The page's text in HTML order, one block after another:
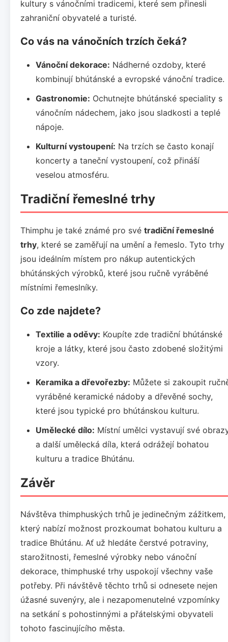
kultury s vánočními tradicemi, které sem přinesli
zahraniční obyvatelé a turisté.
Co vás na vánočních trzích čeká?
Vánoční dekorace: Nádherné ozdoby, které
kombinují bhútánské a evropské vánoční tradice.
Gastronomie: Ochutnejte bhútánské speciality s
vánočním nádechem, jako jsou sladkosti a teplé
nápoje.
Kulturní vystoupení: Na trzích se často konají
koncerty a taneční vystoupení, což přináší
veselou atmosféru.
Tradiční řemeslné trhy
Thimphu je také známé pro své tradiční řemeslné
trhy, které se zaměřují na umění a řemeslo. Tyto trhy
jsou ideálním místem pro nákup autentických
bhútánských výrobků, které jsou ručně vyráběné
místními řemeslníky.
Co zde najdete?
Textilie a oděvy: Koupíte zde tradiční bhútánské
kroje a látky, které jsou často zdobené složitými
vzory.
Keramika a dřevořezby: Můžete si zakoupit
vyráběné keramické nádoby a dřevěné sochy,
které jsou typické pro bhútánskou kulturu.
Umělecké dílo: Místní umělci vystavují své
a další umělecká díla, která odrážejí bohatou
kulturu a tradice Bhútánu.
Závěr
Návštěva thimphuských trhů je jedinečným zážitkem,
který nabízí možnost prozkoumat bohatou kulturu a
tradice Bhútánu. Ať už hledáte čerstvé potraviny,
starožitnosti, řemeslné výrobky nebo vánoční
dekorace, thimphuské trhy uspokojí všechny vaše
potřeby. Při návštěvě těchto trhů si odnesete nejen
úžasné suvenýry, ale i nezapomenutelné vzpomínky
na setkání s pohostinnými a přátelskými obyvateli
tohoto fascinujícího města.